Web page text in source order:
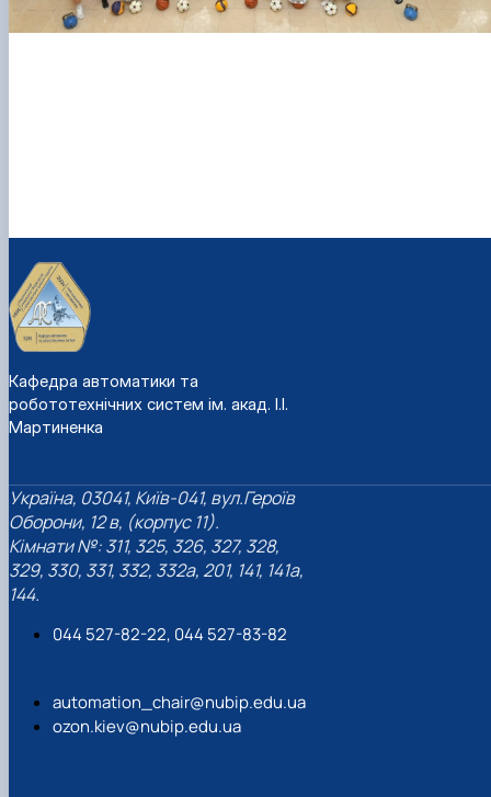
Кафедра автоматики та
робототехнічних систем ім. акад. І.І.
Мартиненка
Україна, 03041, Київ-041, вул.Героїв
Оборони, 12 в, (корпус 11).
Кімнати №: 311, 325, 326, 327, 328,
329, 330, 331, 332, 332а, 201, 141, 141а,
144.
044 527-82-22, 044 527-83-82
automation_chair@nubip.edu.ua
ozon.kiev@nubip.edu.ua